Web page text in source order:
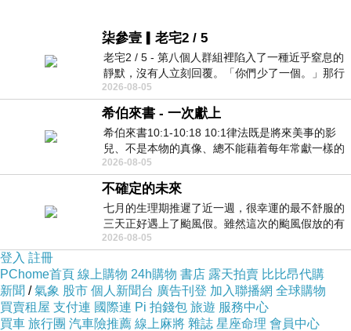
柒參壹▎老宅2 / 5
老宅2 / 5 - 第八個人群組裡陷入了一種近乎窒息的
靜默，沒有人立刻回覆。「你們少了一個。」那行
字像一顆冰冷的鐵釘，硬生生刺進螢
2026-08-05
希伯來書 - 一次獻上
希伯來書10:1-10:18 10:1律法既是將來美事的影
兒、不是本物的真像、總不能藉着每年常獻一樣的
祭物、叫那近前來的人得以完全。 10
2026-08-05
不確定的未來
七月的生理期推遲了近一週，很幸運的最不舒服的
三天正好遇上了颱風假。雖然這次的颱風假放的有
點虛，因為風雨不大，但這也是最想要的
2026-08-05
登入 註冊
PChome首頁 線上購物 24h購物 書店 露天拍賣 比比昂代購
新聞 /氣象 股市 個人新聞台 廣告刊登 加入聯播網 全球購物
買賣租屋 支付連 國際連 Pi 拍錢包 旅遊 服務中心
買車 旅行團 汽車險推薦 線上麻將 雜誌 星座命理 會員中心